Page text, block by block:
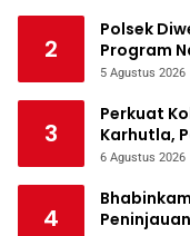
2
Polsek
Program
5 Agustus 2026
3
Perkuat
Karhutla,
Bencana
6 Agustus 2026
4